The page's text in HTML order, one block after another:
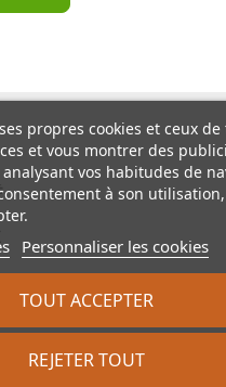
propres cookies et ceux
et vous montrer des
vos habitudes de
à son
Personnaliser les cookies
REJETER TOUT
TOUT ACCEPTER
- vintagescooter.com